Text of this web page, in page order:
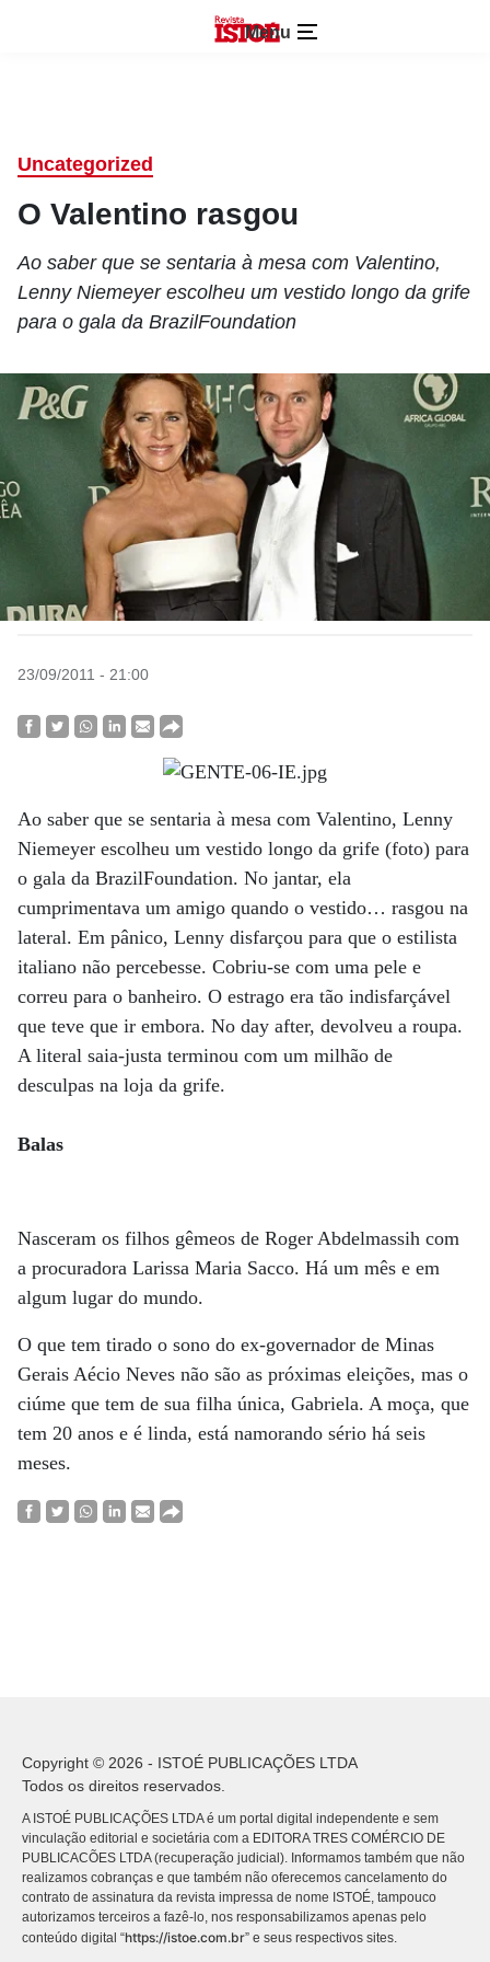
Menu
Uncategorized
O Valentino rasgou
Ao saber que se sentaria à mesa com Valentino,
Lenny Niemeyer escolheu um vestido longo da grife
para o gala da BrazilFoundation
23/09/2011 - 21:00
Ao saber que se sentaria à mesa com Valentino, Lenny
Niemeyer escolheu um vestido longo da grife (foto) para
o gala da BrazilFoundation. No jantar, ela
cumprimentava um amigo quando o vestido… rasgou na
lateral. Em pânico, Lenny disfarçou para que o estilista
italiano não percebesse. Cobriu-se com uma pele e
correu para o banheiro. O estrago era tão indisfarçável
que teve que ir embora. No day after, devolveu a roupa.
A literal saia-justa terminou com um milhão de
desculpas na loja da grife.
Balas
Nasceram os filhos gêmeos de Roger Abdelmassih com
a procuradora Larissa Maria Sacco. Há um mês e em
algum lugar do mundo.
O que tem tirado o sono do ex-governador de Minas
Gerais Aécio Neves não são as próximas eleições, mas o
ciúme que tem de sua filha única, Gabriela. A moça, que
tem 20 anos e é linda, está namorando sério há seis
meses.
Copyright © 2026 - ISTOÉ PUBLICAÇÕES LTDA
Todos os direitos reservados.
A ISTOÉ PUBLICAÇÕES LTDA é um portal digital independente e sem
vinculação editorial e societária com a EDITORA TRES COMÉRCIO DE
PUBLICACÕES LTDA (recuperação judicial). Informamos também que não
realizamos cobranças e que também não oferecemos cancelamento do
contrato de assinatura da revista impressa de nome ISTOÉ, tampouco
autorizamos terceiros a fazê-lo, nos responsabilizamos apenas pelo
conteúdo digital “https://istoe.com.br” e seus respectivos sites.